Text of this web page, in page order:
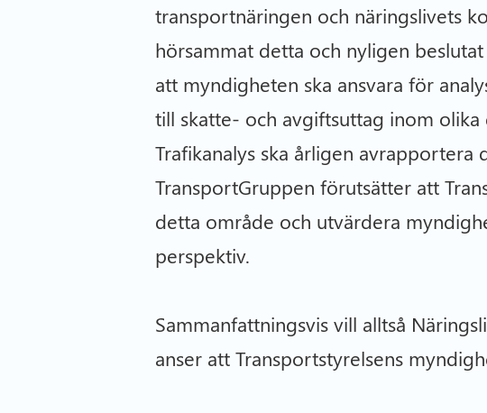
transportnäringen och näringslivets
hörsammat detta och nyligen
att myndigheten ska ansvara för
till skatte- och avgiftsuttag inom
Trafikanalys ska årligen
TransportGruppen förutsätter att
detta område och utvärdera
perspektiv.
Sammanfattningsvis vill alltså
anser att Transportstyrelsens